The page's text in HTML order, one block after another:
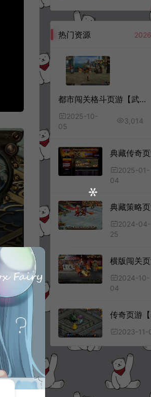
热门资源
都市闯关格斗页游【武斗都市之超级英雄】10月最新整理Win一键服务端+货币修改教程+详细外网搭建教程
2025-10-
05
3,014
2025-01-
04
2024-04-
25
2024-10-
04
2023-11-